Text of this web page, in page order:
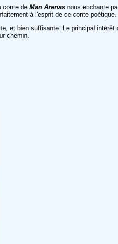
conte de Man Arenas nous enchante
à l'esprit de ce conte poétique.
et bien suffisante. Le principal
chemin.